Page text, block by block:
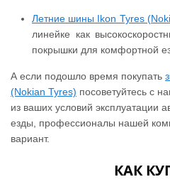
Летние шины Ikon Tyres
линейке как
покрышки для комфортной
А если подошло время покупать
(Nokian Tyres) посоветуйтесь с
из ваших условий эксплуатации
езды, профессионалы нашей
вариант.
КАК